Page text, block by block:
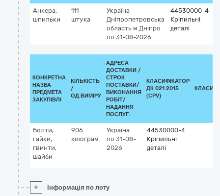
Анкера,
шпильки
111
штука
Україна
Дніпропетровська
область м.Дніпро
по 31-08-2026
44530000-4
Кріпильні
деталі
КОНКРЕТНА
НАЗВА
ПРЕДМЕТА
ЗАКУПІВЛІ
КІЛЬКІСТЬ
/
ОД.ВИМІРУ
АДРЕСА
ДОСТАВКИ /
СТРОК
ПОСТАВКИ/
ВИКОНАННЯ
РОБІТ/
НАДАННЯ
ПОСЛУГ:
КЛАСИФІКАТОР
ДК 021:2015
(CPV)
Болти,
гайки,
гвинти,
шайби
906
кілограм
Україна
по 31-08-
2026
44530000-4
Кріпильні
деталі
+ Інформація по лоту